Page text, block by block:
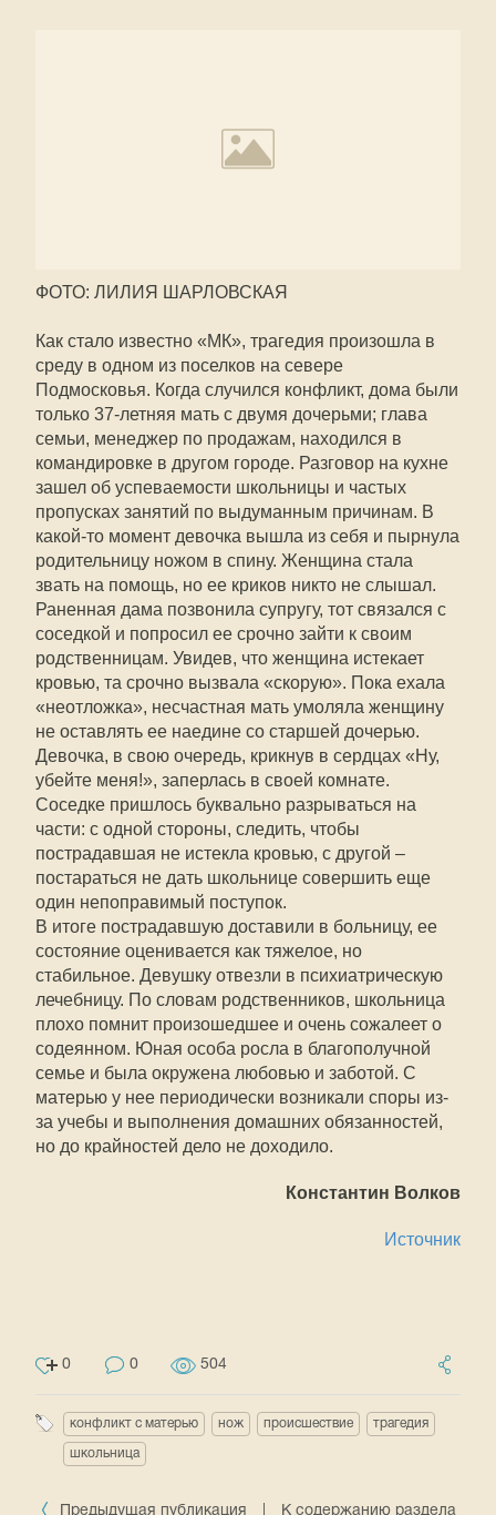
ФОТО: ЛИЛИЯ ШАРЛОВСКАЯ
Как стало известно «МК», трагедия произошла в
среду в одном из поселков на севере
Подмосковья. Когда случился конфликт, дома были
только 37-летняя мать с двумя дочерьми; глава
семьи, менеджер по продажам, находился в
командировке в другом городе. Разговор на кухне
зашел об успеваемости школьницы и частых
пропусках занятий по выдуманным причинам. В
какой-то момент девочка вышла из себя и пырнула
родительницу ножом в спину. Женщина стала
звать на помощь, но ее криков никто не слышал.
Раненная дама позвонила супругу, тот связался с
соседкой и попросил ее срочно зайти к своим
родственницам. Увидев, что женщина истекает
кровью, та срочно вызвала «скорую». Пока ехала
«неотложка», несчастная мать умоляла женщину
не оставлять ее наедине со старшей дочерью.
Девочка, в свою очередь, крикнув в сердцах «Ну,
убейте меня!», заперлась в своей комнате.
Соседке пришлось буквально разрываться на
части: с одной стороны, следить, чтобы
пострадавшая не истекла кровью, с другой –
постараться не дать школьнице совершить еще
один непоправимый поступок.
В итоге пострадавшую доставили в больницу, ее
состояние оценивается как тяжелое, но
стабильное. Девушку отвезли в психиатрическую
лечебницу. По словам родственников, школьница
плохо помнит произошедшее и очень сожалеет о
содеянном. Юная особа росла в благополучной
семье и была окружена любовью и заботой. С
матерью у нее периодически возникали споры из-
за учебы и выполнения домашних обязанностей,
но до крайностей дело не доходило.
Константин Волков
Источник
0 0 504
конфликт с матерью нож происшествие трагедия
школьница
Предыдущая публикация
К содержанию раздела